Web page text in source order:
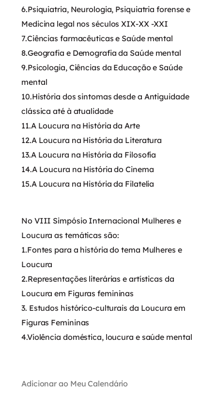
6.Psiquiatria, Neurologia, Psiquiatria forense e
Medicina legal nos séculos XIX-XX -XXI
7.Ciências farmacêuticas e Saúde mental
8.Geografia e Demografia da Saúde mental
9.Psicologia, Ciências da Educação e Saúde
mental
10.História dos sintomas desde a Antiguidade
clássica até à atualidade
11.A Loucura na História da Arte
12.A Loucura na História da Literatura
13.A Loucura na História da Filosofia
14.A Loucura na História do Cinema
15.A Loucura na História da Filatelia
No VIII Simpósio Internacional Mulheres e
Loucura as temáticas são:
1.Fontes para a história do tema Mulheres e
Loucura
2.Representações literárias e artísticas da
Loucura em Figuras femininas
3. Estudos histórico-culturais da Loucura em
Figuras Femininas
4.Violência doméstica, loucura e saúde mental‍
Adicionar ao Meu Calendário